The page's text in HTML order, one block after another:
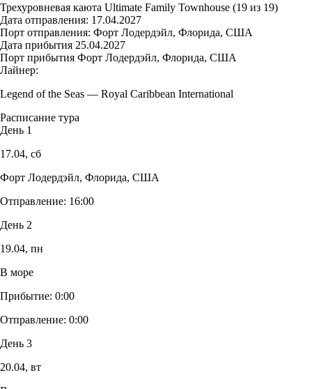
Трехуровневая каюта Ultimate Family Townhouse (19 из 19)
Дата отправления: 17.04.2027
Порт отправления: Форт Лодердэйл, Флорида, США
Дата прибытия 25.04.2027
Порт прибытия Форт Лодердэйл, Флорида, США
Лайнер:
Legend of the Seas — Royal Caribbean International
Расписание тура
День 1
17.04, сб
Форт Лодердэйл, Флорида, США
Отправление: 16:00
День 2
19.04, пн
В море
Прибытие: 0:00
Отправление: 0:00
День 3
20.04, вт